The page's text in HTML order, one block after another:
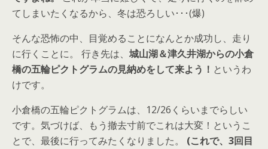
てしまいたくなるから、冬は恐ろしい･･･(爆)
そんな恐怖の中、目覚めることになんとか成功し、走り
に行くことに。 行き先は、 城山湖＆津久井湖からの小倉
橋の五輪ピクトグラムの見納めをして来よう！ というわ
けです。
小倉橋の五輪ピクトグラムは、12/26くらいまでらしい
です。気づけば、もう撤去寸前でこれは大変！というこ
とで、最後に行ってみたくなりました。 (これで、3回目